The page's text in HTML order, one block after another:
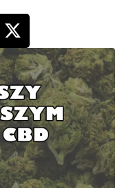
X
-
t
w
i
t
t
e
r